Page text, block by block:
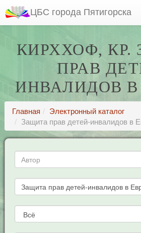
ЦБС города Пятигорска
КИРХХОФ, КР.
ПРАВ
ИНВАЛИДОВ В
Главная
Электронный каталог
Защита прав детей-инвалидов в